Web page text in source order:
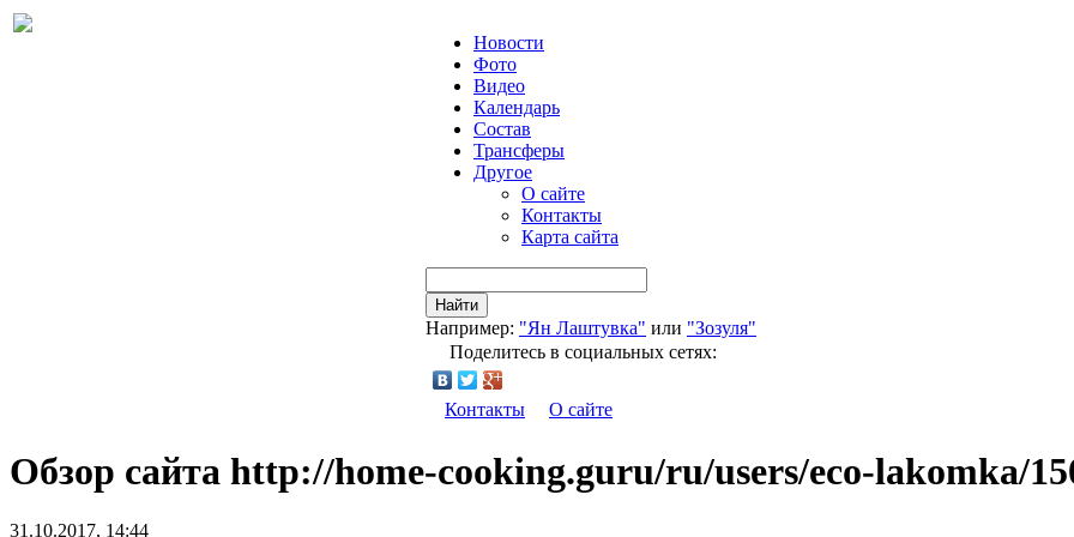
Новости
Фото
Видео
Календарь
Состав
Трансферы
Другое
О сайте
Контакты
Карта сайта
Найти
Например: "Ян Лаштувка" или "Зозуля"
Поделитесь в социальных сетях:
Контакты О сайте
Обзор сайта http://home-cooking.guru/ru/users/eco-lakomka/
31.10.2017, 14:44